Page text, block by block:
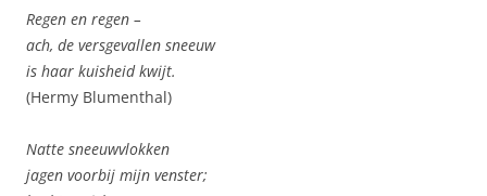
Regen en regen –
ach, de versgevallen sneeuw
is haar kuisheid kwijt.
(Hermy Blumenthal)
Natte sneeuwvlokken
jagen voorbij mijn venster;